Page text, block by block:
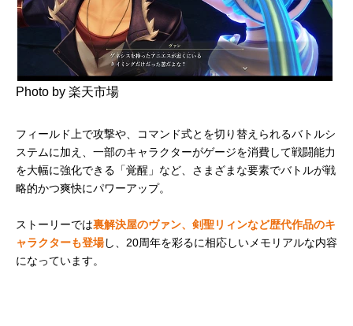
Photo by 楽天市場
フィールド上で攻撃や、コマンド式とを切り替えられるバトルシ
ステムに加え、一部のキャラクターがゲージを消費して戦闘能力
を大幅に強化できる「覚醒」など、さまざまな要素でバトルが戦
略的かつ爽快にパワーアップ。
ストーリーでは裏解決屋のヴァン、剣聖リィンなど歴代作品のキ
ャラクターも登場し、20周年を彩るに相応しいメモリアルな内容
になっています。